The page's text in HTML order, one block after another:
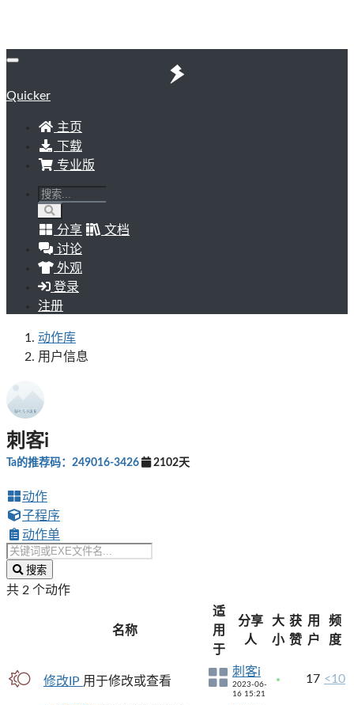
Quicker
主页
下载
专业版
分享
文档
讨论
外观
登录
注册
动作库
用户信息
刺客i
Ta的推荐码：249016-3426 2102天
动作
子程序
动作单
搜索
共 2 个动作
名称
适
用
于
分享
人
大
小
获
赞
用
户
频
度
修改IP 用于修改或查看
刺客i
2023-06-
16 15:21
17 <10